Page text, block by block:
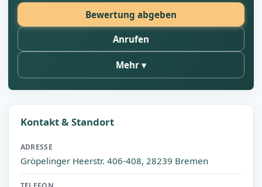
Bewertung abgeben
Anrufen
Mehr
Kontakt & Standort
ADRESSE
Gröpelinger Heerstr. 406-408, 28239 Bremen